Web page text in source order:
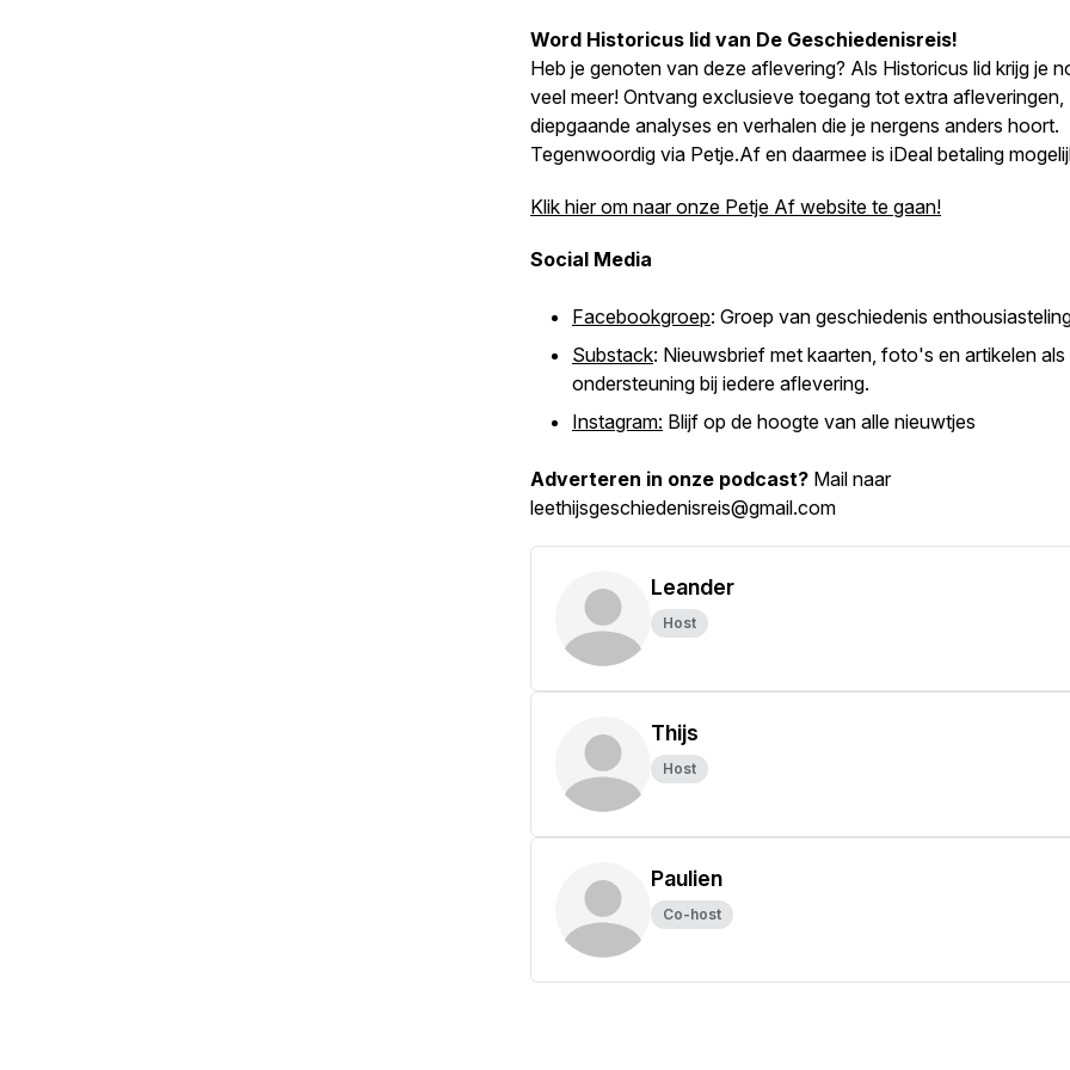
Word Historicus lid van De Geschiedenisreis!
Heb je genoten van deze aflevering? Als Historicus lid krijg je
veel meer! Ontvang exclusieve toegang tot extra afleveringen,
diepgaande analyses en verhalen die je nergens anders hoort.
Tegenwoordig via Petje.Af en daarmee is iDeal betaling
Klik hier om naar onze Petje Af website te gaan!
Social Media
Facebookgroep: Groep van geschiedenis
Substack: Nieuwsbrief met kaarten, foto's en artikelen als
ondersteuning bij iedere aflevering.
Instagram: Blijf op de hoogte van alle nieuwtjes
Adverteren in onze podcast? Mail naar
leethijsgeschiedenisreis@gmail.com
Leander
Host
Thijs
Host
Paulien
Co-host